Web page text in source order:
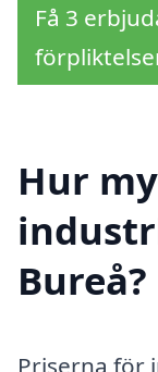
Få 3
Hur
Bureå?
Priserna för